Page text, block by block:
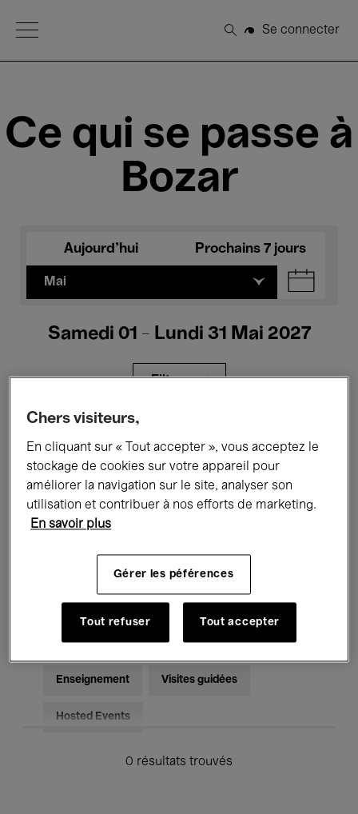
Open Menu
Rechercher
Se connecter
Ce qui se passe à
Bozar
Aujourd'hui Prochains 7 jours
Mai
Samedi 01 - Lundi 31 Mai 2027
Filtres
Expositions Films Performances
Rencontres & Débats Jazz
Musique électronique
Pour tous Kids’ Palace
Enseignement Visites guidées
Hosted Events
0 résultats trouvés
Chers visiteurs,
En cliquant sur « Tout accepter », vous acceptez le
stockage de cookies sur votre appareil pour
améliorer la navigation sur le site, analyser son
utilisation et contribuer à nos efforts de marketing.
En savoir plus
Gérer les péférences
Tout refuser Tout accepter